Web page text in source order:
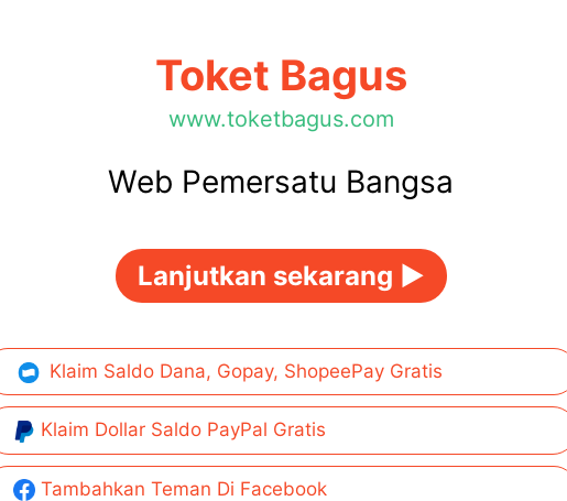
Toket Bagus
www.toketbagus.com
Web Pemersatu Bangsa
Lanjutkan sekarang ►
Klaim Saldo Dana, Gopay, ShopeePay Gratis
Klaim Dollar Saldo PayPal Gratis
Tambahkan Teman Di Facebook